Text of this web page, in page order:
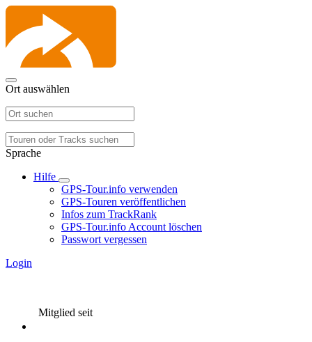
Ort auswählen
Sprache
Hilfe
GPS-Tour.info verwenden
GPS-Touren veröffentlichen
Infos zum TrackRank
GPS-Tour.info Account löschen
Passwort vergessen
Login
Mitglied seit